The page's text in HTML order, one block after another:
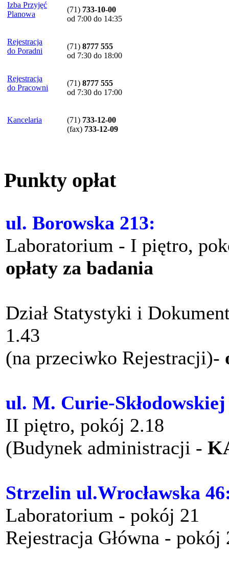
Izba Przyjęć
Planowa
(71) 733-10-00
od 7:00 do 14:35
Rejestracja
do Poradni
(71) 8777 555
od 7:30 do 18:00
Rejestracja
do Pracowni
(71) 8777 555
od 7:30 do 17:00
Kancelaria (71) 733-12-00
(fax) 733-12-09
Punkty opłat
ul. Borowska 213:
Laboratorium - I piętro,
opłaty za badania
Dział Statystyki i
1.43
(na przeciwko Rejestracji)-
ul. M. Curie-Skłodowskiej
II piętro, pokój 2.18
(Budynek administracji -
Strzelin ul.Wrocławska
Laboratorium - pokój 21
Rejestracja Główna -